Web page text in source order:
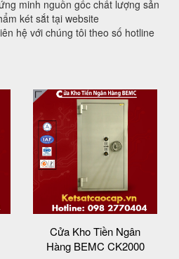
minh nguồn gốc chất lượng sản
két sắt tại website
hệ với chúng tôi theo số hotline
Cửa Kho Tiền Ngân
Hàng BEMC CK2000